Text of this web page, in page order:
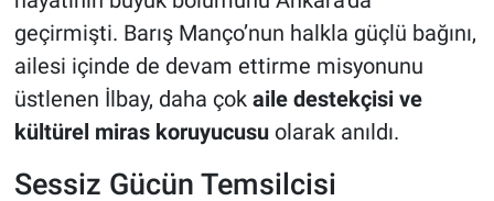
geçirmişti. Barış Manço’nun halkla güçlü bağını,
ailesi içinde de devam ettirme misyonunu
üstlenen İlbay, daha çok aile destekçisi ve
kültürel miras koruyucusuolarak anıldı.
Sessiz Gücün Temsilcisi